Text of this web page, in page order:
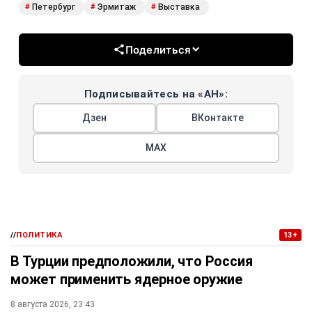
# Петербург # Эрмитаж # Выставка
Поделиться
Подписывайтесь на «АН»:
Дзен ВКонтакте
МАХ
//ПОЛИТИКА 13+
В Турции предположили, что Россия
может применить ядерное оружие
8 августа 2026, 23:43